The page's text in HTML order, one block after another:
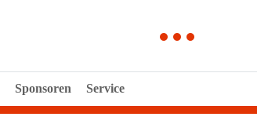
1 2 3
Sponsoren Service